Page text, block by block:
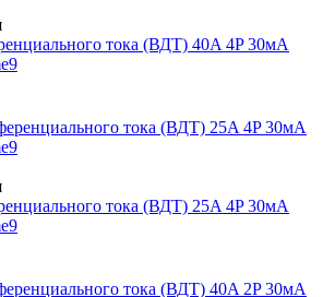
тока (ВДТ) 40A 4P 30мА
тока (ВДТ) 25A 4P 30мА